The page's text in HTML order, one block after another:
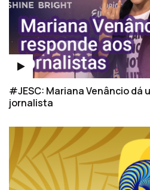
#JESC: Mariana Venâncio dá
jornalista